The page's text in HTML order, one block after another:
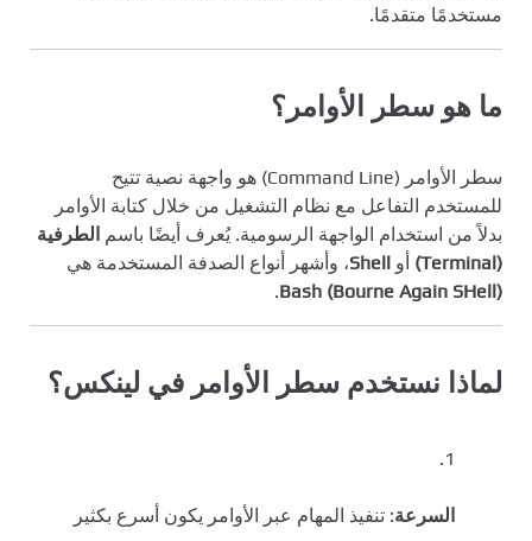
مستخدمًا متقدمًا.
ما هو سطر الأوامر؟
سطر الأوامر (Command Line) هو واجهة نصية تتيح
للمستخدم التفاعل مع نظام التشغيل من خلال كتابة الأوامر
بدلاً من استخدام الواجهة الرسومية. يُعرف أيضًا باسم الطرفية
(Terminal)
أو Shell، وأشهر أنواع الصدفة المستخدمة هي
Bash (Bourne Again SHell)
.
لماذا نستخدم سطر الأوامر في لينكس؟
السرعة: تنفيذ المهام عبر الأوامر يكون أسرع بكثير